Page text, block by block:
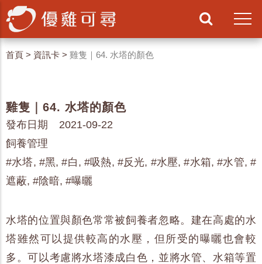
首頁 > 資訊卡 > 雞隻｜64. 水塔的顏色
雞隻｜64. 水塔的顏色
發布日期 2021-09-22
飼養管理
#水塔, #黑, #白, #吸熱, #反光, #水壓, #水箱, #水管, #
遮蔽, #陰暗, #曝曬
水塔的位置與顏色常常被飼養者忽略。建在高處的水
塔雖然可以提供較高的水壓，但所受的曝曬也會較
多。可以考慮將水塔漆成白色，並將水管、水箱等置